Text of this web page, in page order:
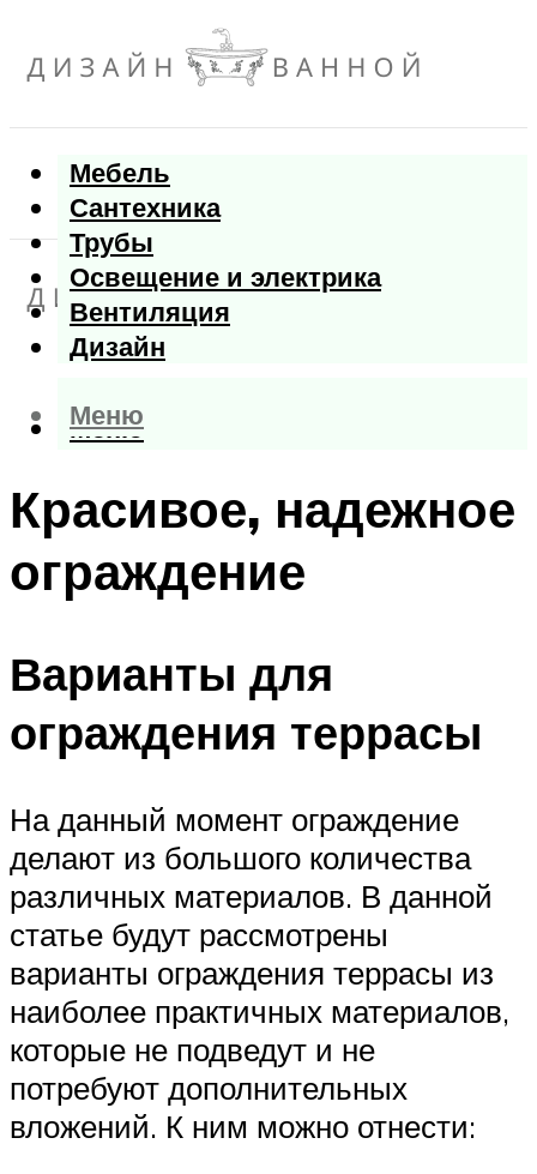
Мебель
Сантехника
Трубы
Освещение и электрика
Вентиляция
Дизайн
Меню
Меню
Красивое, надежное
ограждение
Варианты для
ограждения террасы
На данный момент ограждение
делают из большого количества
различных материалов. В данной
статье будут рассмотрены
варианты ограждения террасы из
наиболее практичных материалов,
которые не подведут и не
потребуют дополнительных
вложений. К ним можно отнести: